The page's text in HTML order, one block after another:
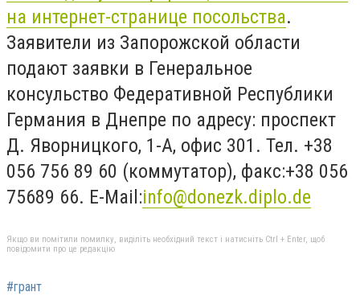
на интернет-странице посольства.
Заявители из Запорожской области
подают заявки в Генеральное
консульство Федеративной Республики
Германия в Днепре по адресу: проспект
Д. Яворницкого, 1-А, офис 301. Тел. +38
056 756 89 60 (коммутатор), факс:+38 056
75689 66. E-Mail:info@donezk.diplo.de
Якщо ви помітили помилку, виділіть необхідний текст і натисніть Ctrl + Enter, щоб
повідомити про це редакцію
#грант